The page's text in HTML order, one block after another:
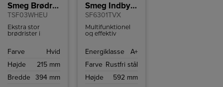
Smeg Brødrister
TSF03WHEU
Ekstra stor
brødrister i
med plads til 4
Brødristeren har
ristningsindstillinger
Farve
Hvid
Højde
215 mm
Bredde
394 mm
Smeg Indbygningsovn
SF6301TVX
Multifunktionel
og effektiv
70 liter og
teknologi.
Energiklasse
A+
Farve Rustfri stål
Højde
592 mm